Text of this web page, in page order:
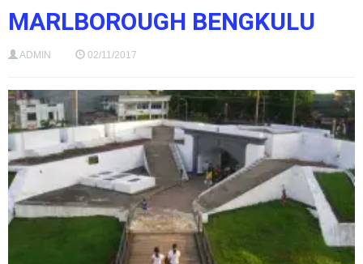
MARLBOROUGH BENGKULU
ADMIN 02/11/2017